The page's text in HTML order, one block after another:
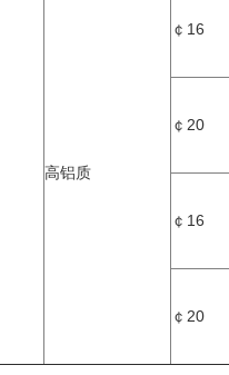
高铝质
￠16
￠20
￠16
￠20